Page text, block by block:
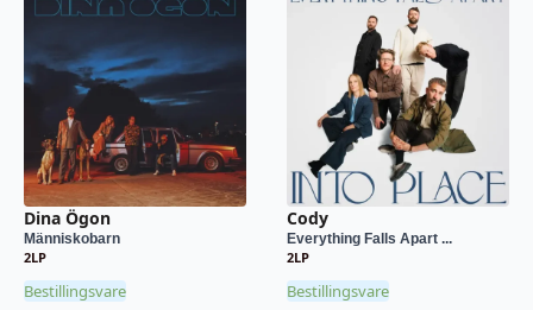
Dina Ögon
Människobarn
2LP
Bestillingsvare
Cody
Everything Falls Apart ...
2LP
Bestillingsvare